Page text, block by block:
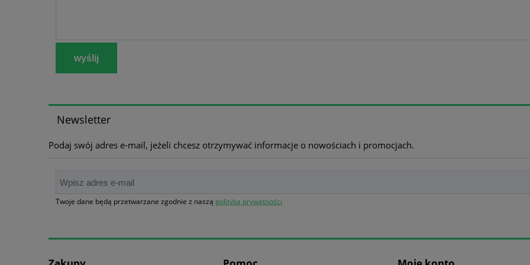
wyślij
Newsletter
Podaj swój adres e-mail, jeżeli chcesz otrzymywać informacje o nowościach i promocjach.
Twoje dane będą przetwarzane zgodnie z naszą polityką prywatności